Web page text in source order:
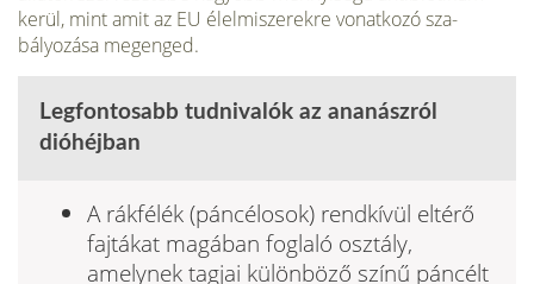
kerül, mint amit az EU élelmiszerekre vonatkozó sza­
bályozása megenged.
Legfontosabb tudnivalók az ananászról
dióhéjban
A rákfélék (páncélosok) rendkívül eltérő
fajtákat magában foglaló osztály,
amelynek tagjai különböző színű pán­célt